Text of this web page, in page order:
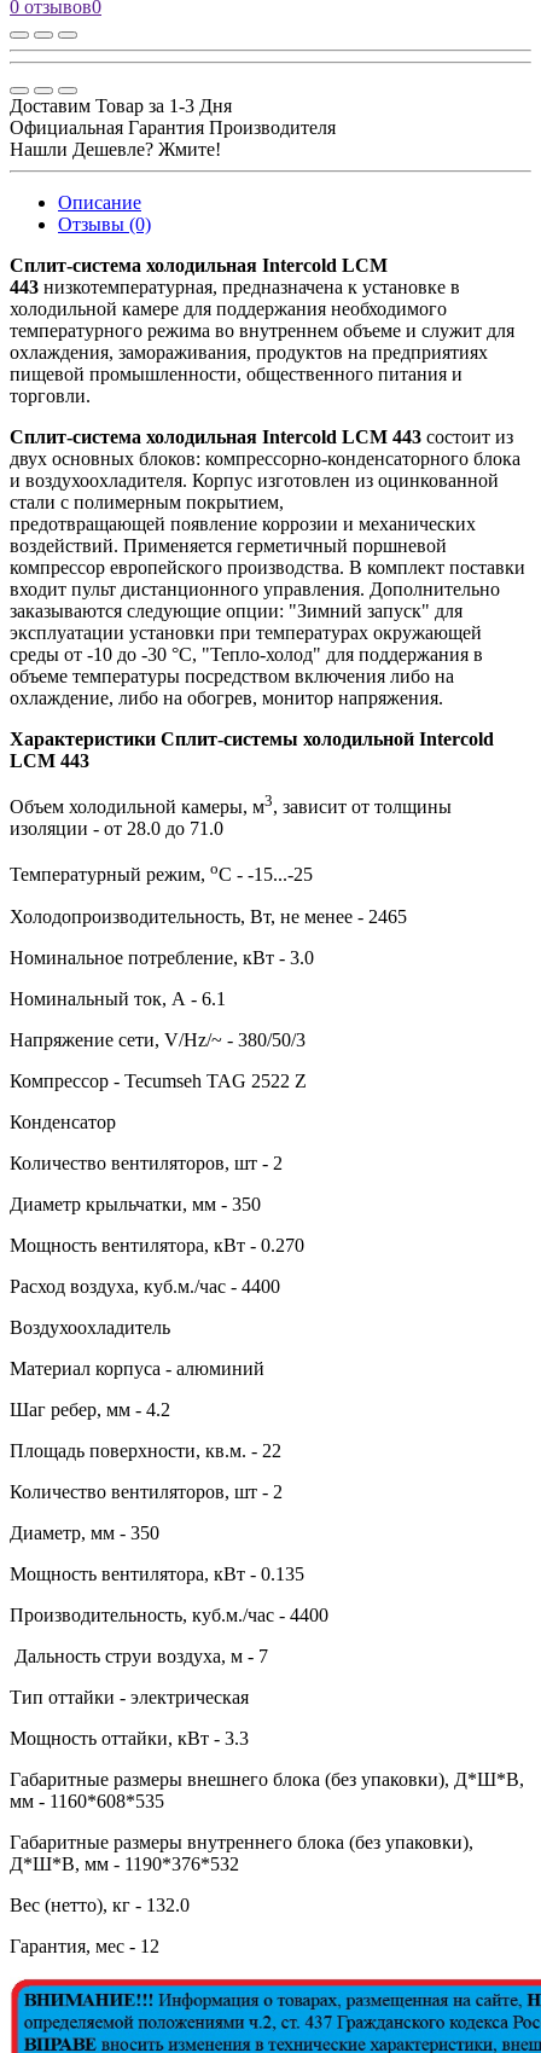
0 отзывов0
Доставим Товар за 1-3 Дня
Официальная Гарантия Производителя
Нашли Дешевле? Жмите!
Описание
Отзывы (0)
Сплит-система холодильная Intercold LCM
443 низкотемпературная, предназначена к установке в
холодильной камере для поддержания необходимого
температурного режима во внутреннем объеме и служит для
охлаждения, замораживания, продуктов на предприятиях
пищевой промышленности, общественного питания и
торговли.
Сплит-система холодильная Intercold LCM 443 состоит из
двух основных блоков: компрессорно-конденсаторного блока
и воздухоохладителя. Корпус изготовлен из оцинкованной
стали с полимерным покрытием,
предотвращающей появление коррозии и механических
воздействий. Применяется герметичный поршневой
компрессор европейского производства. В комплект поставки
входит пульт дистанционного управления. Дополнительно
заказываются следующие опции: "Зимний запуск" для
эксплуатации установки при температурах окружающей
среды от -10 до -30 °C, "Тепло-холод" для поддержания в
объеме температуры посредством включения либо на
охлаждение, либо на обогрев, монитор напряжения.
Характеристики Сплит-системы холодильной Intercold
LCM 443
Объем холодильной камеры, м3, зависит от толщины
изоляции - от 28.0 до 71.0
Температурный режим, оС - -15...-25
Холодопроизводительность, Вт, не менее - 2465
Номинальное потребление, кВт - 3.0
Номинальный ток, А - 6.1
Напряжение сети, V/Hz/~ - 380/50/3
Компрессор - Tecumseh TAG 2522 Z
Конденсатор
Количество вентиляторов, шт - 2
Диаметр крыльчатки, мм - 350
Мощность вентилятора, кВт - 0.270
Расход воздуха, куб.м./час - 4400
Воздухоохладитель
Материал корпуса - алюминий
Шаг ребер, мм - 4.2
Площадь поверхности, кв.м. - 22
Количество вентиляторов, шт - 2
Диаметр, мм - 350
Мощность вентилятора, кВт - 0.135
Производительность, куб.м./час - 4400
Дальность струи воздуха, м - 7
Тип оттайки - электрическая
Мощность оттайки, кВт - 3.3
Габаритные размеры внешнего блока (без упаковки), Д*Ш*В,
мм - 1160*608*535
Габаритные размеры внутреннего блока (без упаковки),
Д*Ш*В, мм - 1190*376*532
Вес (нетто), кг - 132.0
Гарантия, мес - 12